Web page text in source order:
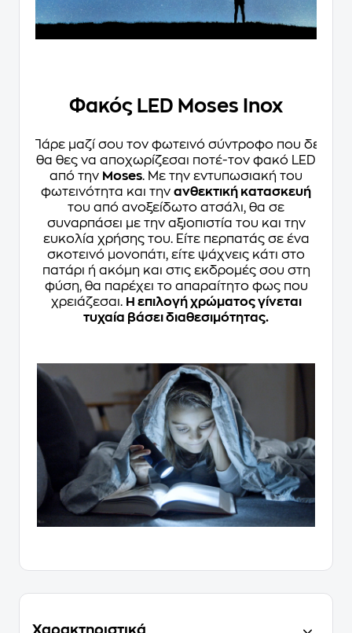
Φακός LED Moses Inox
Πάρε μαζί σου τον φωτεινό σύντροφο που δε
θα θες να αποχωρίζεσαι ποτέ-τον φακό LED
από την Moses. Με την εντυπωσιακή του
φωτεινότητα και την ανθεκτική κατασκευή
του από ανοξείδωτο ατσάλι, θα σε
συναρπάσει με την αξιοπιστία του και την
ευκολία χρήσης του. Είτε περπατάς σε ένα
σκοτεινό μονοπάτι, είτε ψάχνεις κάτι στο
πατάρι ή ακόμη και στις εκδρομές σου στη
φύση, θα παρέχει το απαραίτητο φως που
χρειάζεσαι. Η επιλογή χρώματος γίνεται
τυχαία βάσει διαθεσιμότητας.
Χαρακτηριστικά